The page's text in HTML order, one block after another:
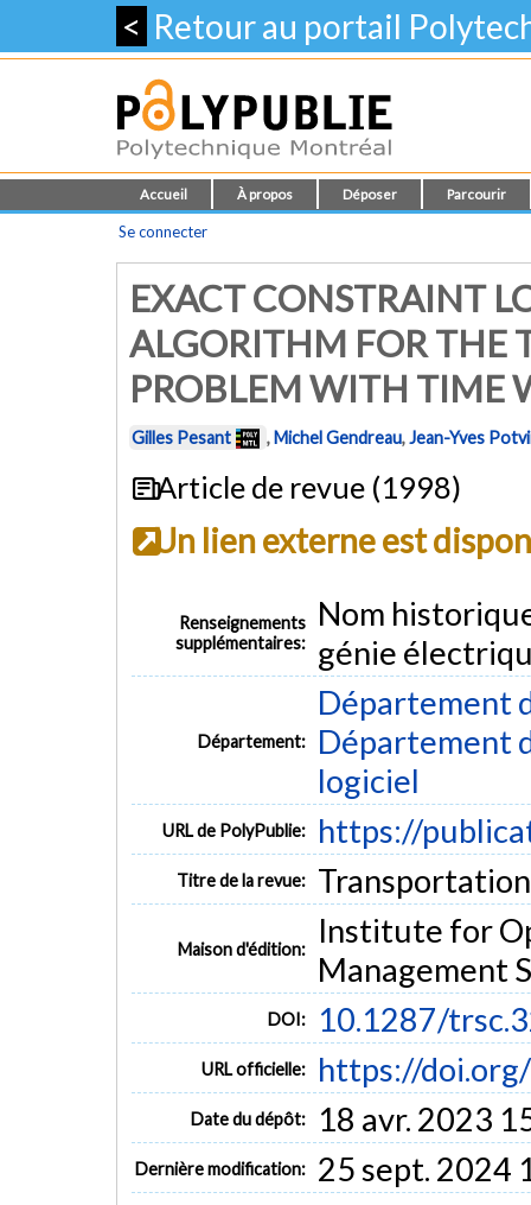
< Retour au portail
Accueil À propos Déposer Parcourir
Se connecter
EXACT CONSTRAINT
ALGORITHM FOR THE
PROBLEM WITH TIME
Gilles Pesant ,Michel Gendreau,Jean-Yves
Article de revue (1998)
Un lien externe est
Renseignements
supplémentaires:
Nom
génie
Département:
Département
Département
logiciel
URL de PolyPublie: https://
Titre de la revue:
Maison d'édition:
Institute for
Management
DOI: 10.1287/
URL officielle: https://
Date du dépôt: 18 avr. 2023
Dernière modification: 25 sept. 2024